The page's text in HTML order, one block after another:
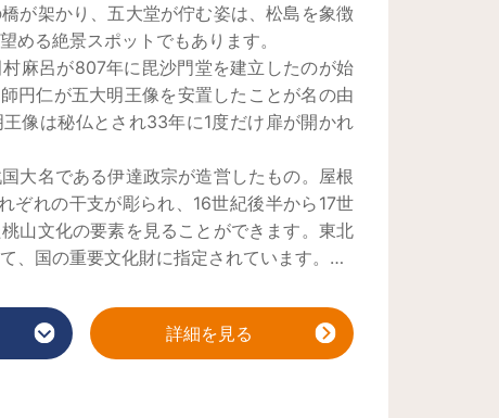
が架かり、五大堂が佇む姿は、松島を象徴
める絶景スポットでもあります。
麻呂が807年に毘沙門堂を建立したのが始
円仁が五大明王像を安置したことが名の由
像は秘仏とされ33年に1度だけ扉が開かれ
大名である伊達政宗が造営したもの。屋根
ぞれの干支が彫られ、16世紀後半から17世
山文化の要素を見ることができます。東北
、国の重要文化財に指定されています。
のように造られたとのこと。現在は歩きや
いますが、かつては、はしご状でした。
寺）を開いた際、五大明王を安置したとこ
詳細を見る